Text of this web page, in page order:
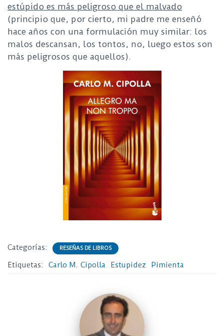
estúpido es más peligroso que el malvado
(principio que, por cierto, mi padre me enseñó
hace años con una formulación muy similar: los
malos descansan, los tontos, no, luego estos son
más peligrosos que aquellos).
Categorías: RESEÑAS DE LIBROS
Etiquetas: Carlo M. Cipolla Estupidez Pimienta